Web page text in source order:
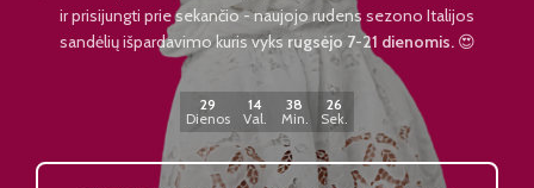
ir prisijungti prie sekančio - naujojo rudens sezono Italijos
sandėlių išpardavimo kuris vyks rugsėjo 7-21 dienomis.😍
29
Dienos
14
Val.
38
Min.
26
Sek.